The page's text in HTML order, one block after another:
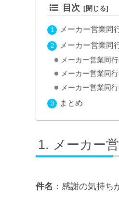
目次
メーカー営業同
メーカー営業同
メーカー営業同
メーカー営業同
メーカー営業同
まとめ
メーカー
件名 ：感謝の気持ち